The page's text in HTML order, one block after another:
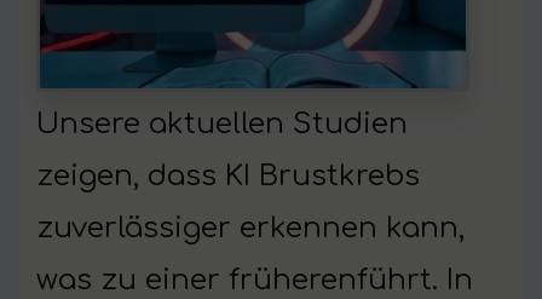
Unsere aktuellen Studien
zeigen, dass KI Brustkrebs
zuverlässiger erkennen kann,
was zu einer früherenführt. In